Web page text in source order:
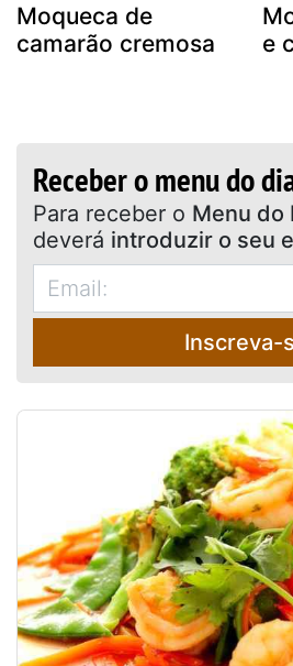
Moqueca de
camarão cremosa
e
Receber o menu do
Para receber o Menu do
deverá introduzir o seu
Inscreva-